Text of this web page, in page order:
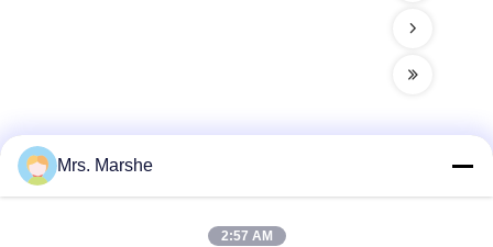
Szybki kontakt
Mrs. Marshe
2:57 AM